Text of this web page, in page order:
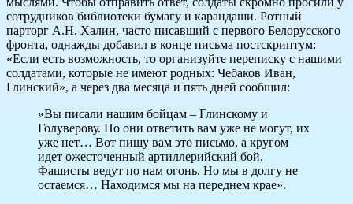
сотрудников библиотеки бумагу и карандаши. Ротный
парторг А.Н. Халин, часто писавший с первого Белорусского
фронта, однажды добавил в конце письма постскриптум:
«Если есть возможность, то организуйте переписку с нашими
солдатами, которые не имеют родных: Чебаков Иван,
Глинский», а через два месяца и пять дней сообщил:
«Вы писали нашим бойцам – Глинскому и
Голуверову. Но они ответить вам уже не могут, их
уже нет… Вот пишу вам это письмо, а кругом
идет ожесточенный артиллерийский бой.
Фашисты ведут по нам огонь. Но мы в долгу не
остаемся… Находимся мы на переднем крае».